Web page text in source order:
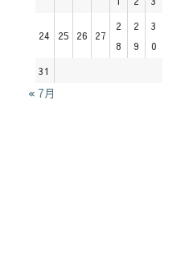
24 25 26 27
2
8
2
9
3
0
31
« 7月